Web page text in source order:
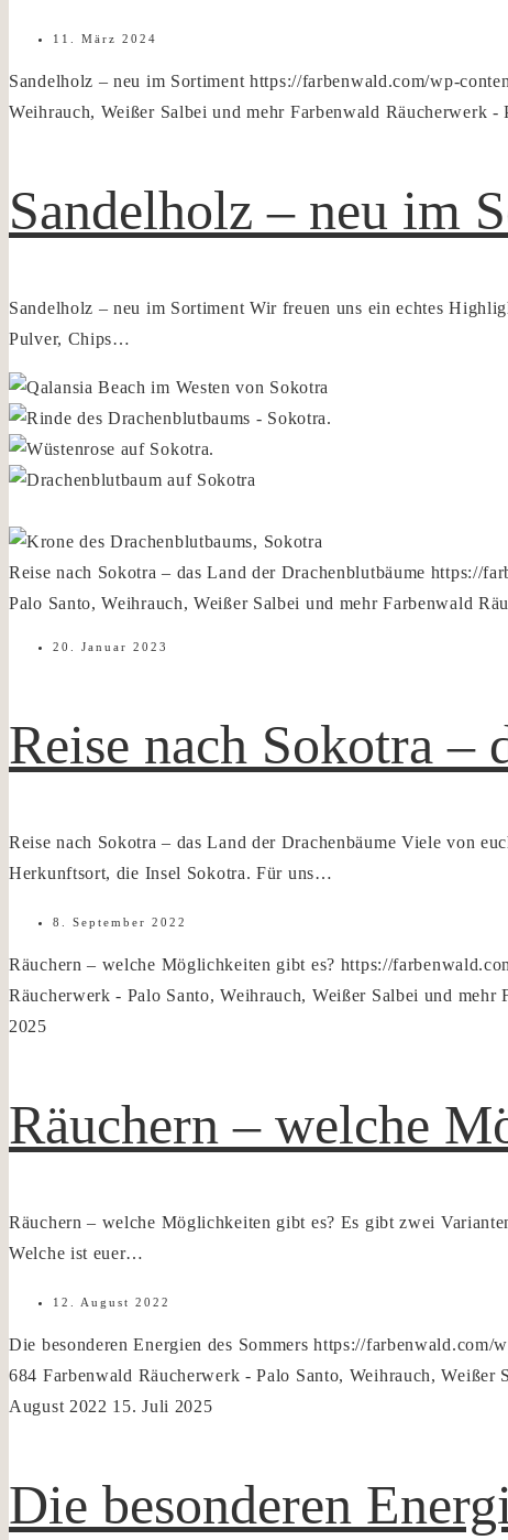
11. März 2024
Sandelholz – neu im Sortiment https://farbenwald.com/wp-
Weihrauch, Weißer Salbei und mehr Farbenwald Räucherwerk -
Sandelholz – neu im
Sandelholz – neu im Sortiment Wir freuen uns ein echtes
Pulver, Chips…
Reise nach Sokotra – das Land der Drachenblutbäume https://
Palo Santo, Weihrauch, Weißer Salbei und mehr Farbenwald
20. Januar 2023
Reise nach Sokotra –
Reise nach Sokotra – das Land der Drachenbäume Viele von
Herkunftsort, die Insel Sokotra. Für uns…
8. September 2022
Räuchern – welche Möglichkeiten gibt es? https://
Räucherwerk - Palo Santo, Weihrauch, Weißer Salbei und mehr
2025
Räuchern – welche
Räuchern – welche Möglichkeiten gibt es? Es gibt zwei
Welche ist euer…
12. August 2022
Die besonderen Energien des Sommers https://farbenwald.com/
684 Farbenwald Räucherwerk - Palo Santo, Weihrauch, Weißer
August 2022 15. Juli 2025
Die besonderen